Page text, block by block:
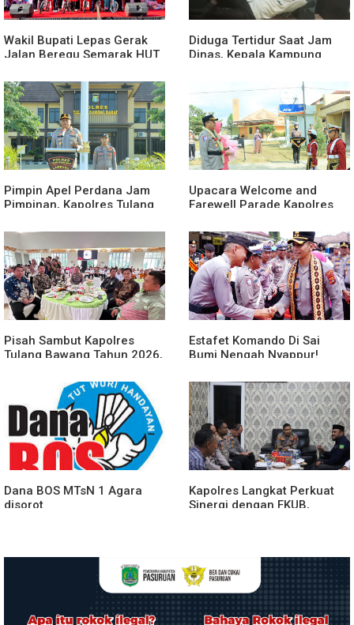
Wakil Bupati Lepas Gerak
Jalan Beregu Semarak HUT
Diduga Tertidur Saat Jam
Dinas, Kepala Kampung
Pimpin Apel Perdana Jam
Pimpinan, Kapolres Tulang
dan Penekanan Pada
Personil
Upacara Welcome and
Farewell Parade Kapolres
Berlangsung Khidmat
Pisah Sambut Kapolres
Tulang Bawang Tahun 2026,
Forkopimda untuk Menjaga
Stabilitas Daerah
Estafet Komando Di Sai
Bumi Nengah Nyappur!
Dan Penyerahan Tunggul
Kesatuan Polres Tulang
Bawang Berlangsung
Spektakuler
Dana BOS MTsN 1 Agara
disorot
Kapolres Langkat Perkuat
Sinergi dengan FKUB,